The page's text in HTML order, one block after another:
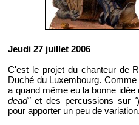
Jeudi 27 juillet 2006
C'est le projet du chanteur de
Duché du Luxembourg.
a quand même eu la bonne idée
dead"et des percussions sur
pour apporter un peu de variation.